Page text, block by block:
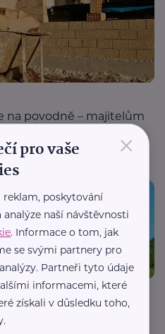
na povodně – majitelům
úlevy
Podpora a pomoc
platit i pro běžné stavby.
a zlevňuje výstavbu
×
pro vaše
reklam, poskytování
naší návštěvnosti
. Informace o tom, jak
se svými partnery pro
Partneři tyto údaje
informacemi, které
získali v důsledku toho,